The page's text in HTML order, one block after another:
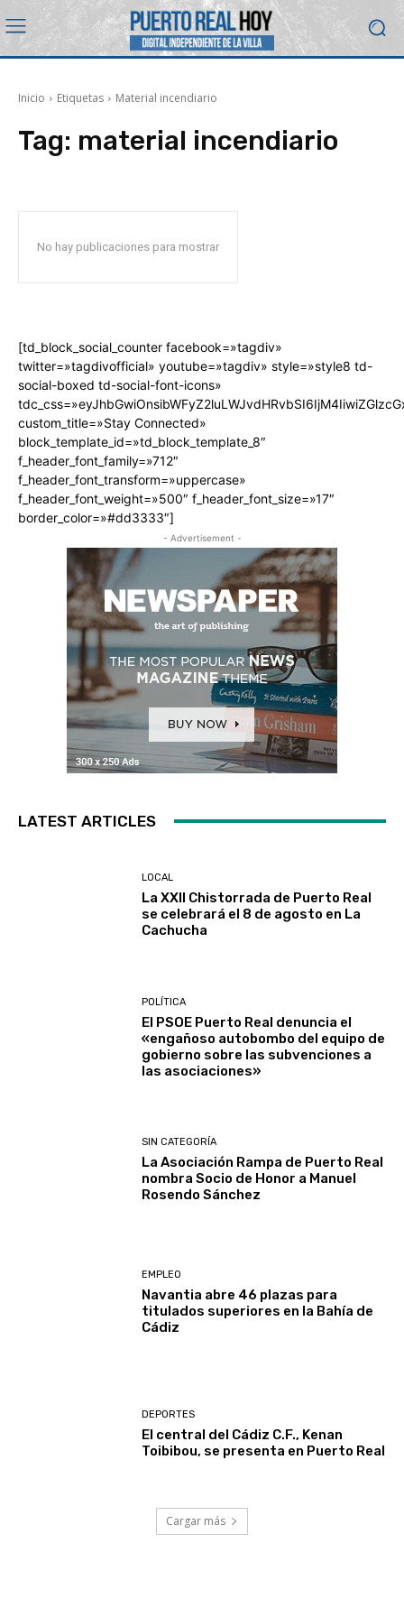
Inicio Etiquetas Material incendiario
Tag: material incendiario
No hay publicaciones para mostrar
[td_block_social_counter facebook=»tagdiv»
twitter=»tagdivofficial» youtube=»tagdiv» style=»style8 td-
social-boxed td-social-font-icons»
custom_title=»Stay Connected»
block_template_id=»td_block_template_8″
f_header_font_family=»712″
f_header_font_transform=»uppercase»
f_header_font_weight=»500″ f_header_font_size=»17″
border_color=»#dd3333″]
- Advertisement -
LATEST ARTICLES
LOCAL
La XXII Chistorrada de Puerto Real
se celebrará el 8 de agosto en La
Cachucha
POLÍTICA
El PSOE Puerto Real denuncia el
«engañoso autobombo del equipo de
gobierno sobre las subvenciones a
las asociaciones»
SIN CATEGORÍA
La Asociación Rampa de Puerto Real
nombra Socio de Honor a Manuel
Rosendo Sánchez
EMPLEO
Navantia abre 46 plazas para
titulados superiores en la Bahía de
Cádiz
DEPORTES
El central del Cádiz C.F., Kenan
Toibibou, se presenta en Puerto Real
Cargar más